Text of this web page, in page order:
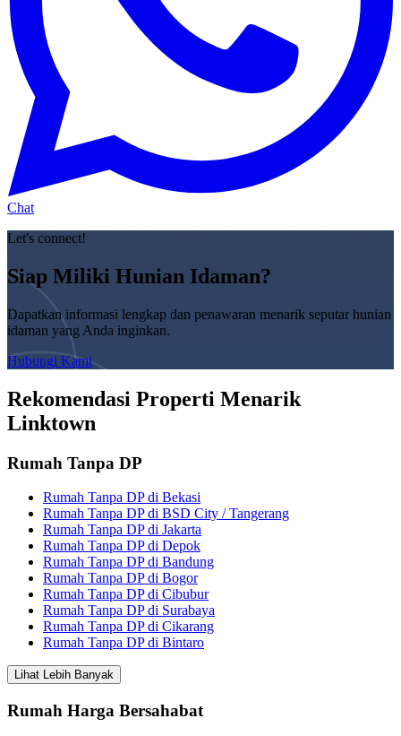
Chat
Let's connect!
Siap Miliki Hunian Idaman?
Dapatkan informasi lengkap dan penawaran menarik seputar hunian
idaman yang Anda inginkan.
Hubungi Kami
Rekomendasi Properti Menarik
Linktown
Rumah Tanpa DP
Rumah Tanpa DP di Bekasi
Rumah Tanpa DP di BSD City / Tangerang
Rumah Tanpa DP di Jakarta
Rumah Tanpa DP di Depok
Rumah Tanpa DP di Bandung
Rumah Tanpa DP di Bogor
Rumah Tanpa DP di Cibubur
Rumah Tanpa DP di Surabaya
Rumah Tanpa DP di Cikarang
Rumah Tanpa DP di Bintaro
Lihat Lebih Banyak
Rumah Harga Bersahabat